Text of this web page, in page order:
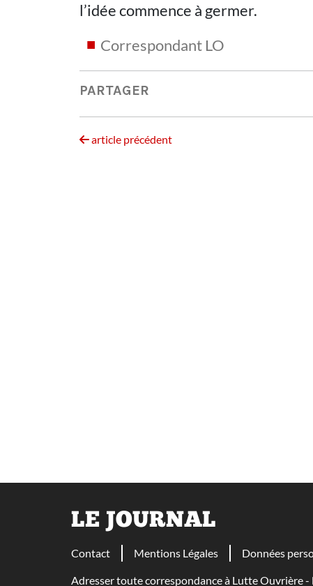
l’idée commence à germer.
Correspondant LO
PARTAGER
article précédent
LE JOURNAL
Contact Mentions Légales Données
Adresser toute correspondance à Lutte Ouvrière